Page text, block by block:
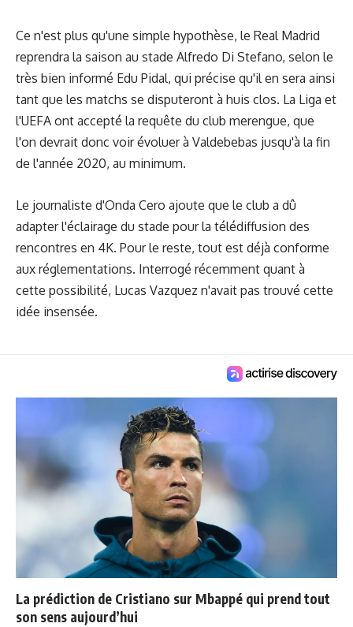
Ce n'est plus qu'une simple hypothèse, le Real Madrid
reprendra la saison au stade Alfredo Di Stefano, selon le
très bien informé Edu Pidal, qui précise qu'il en sera ainsi
tant que les matchs se disputeront à huis clos. La Liga et
l'UEFA ont accepté la requête du club merengue, que
l'on devrait donc voir évoluer à Valdebebas jusqu'à la fin
de l'année 2020, au minimum.
Le journaliste d'Onda Cero ajoute que le club a dû
adapter l'éclairage du stade pour la télédiffusion des
rencontres en 4K. Pour le reste, tout est déjà conforme
aux réglementations. Interrogé récemment quant à
cette possibilité, Lucas Vazquez n'avait pas trouvé cette
idée insensée.
La prédiction de Cristiano sur Mbappé qui prend tout
son sens aujourd’hui